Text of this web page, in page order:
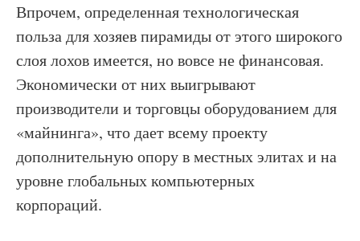
Впрочем, определенная технологическая
польза для хозяев пирамиды от этого широкого
слоя лохов имеется, но вовсе не финансовая.
Экономически от них выигрывают
производители и торговцы оборудованием для
«майнинга», что дает всему проекту
дополнительную опору в местных элитах и на
уровне глобальных компьютерных
корпораций.